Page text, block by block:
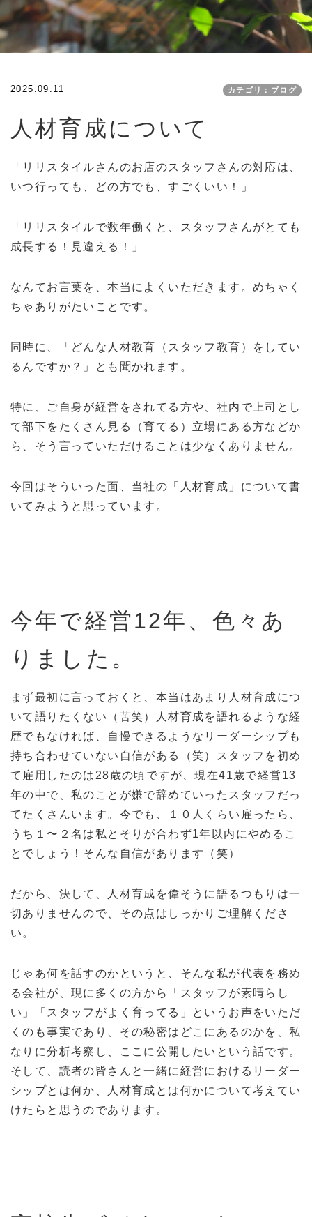
2025.09.11 カテゴリ：ブログ
人材育成について
「リリスタイルさんのお店のスタッフさんの対応は、
いつ行っても、どの方でも、すごくいい！」
「リリスタイルで数年働くと、スタッフさんがとても
成長する！見違える！」
なんてお言葉を、本当によくいただきます。めちゃく
ちゃありがたいことです。
同時に、「どんな人材教育（スタッフ教育）をしてい
るんですか？」とも聞かれます。
特に、ご自身が経営をされてる方や、社内で上司とし
て部下をたくさん見る（育てる）立場にある方などか
ら、そう言っていただけることは少なくありません。
今回はそういった面、当社の「人材育成」について書
いてみようと思っています。
今年で経営12年、色々あ
りました。
まず最初に言っておくと、本当はあまり人材育成につ
いて語りたくない（苦笑）人材育成を語れるような経
歴でもなければ、自慢できるようなリーダーシップも
持ち合わせていない自信がある（笑）スタッフを初め
て雇用したのは28歳の頃ですが、現在41歳で経営13
年の中で、私のことが嫌で辞めていったスタッフだっ
てたくさんいます。今でも、１０人くらい雇ったら、
うち１〜２名は私とそりが合わず1年以内にやめるこ
とでしょう！そんな自信があります（笑）
だから、決して、人材育成を偉そうに語るつもりは一
切ありませんので、その点はしっかりご理解くださ
い。
じゃあ何を話すのかというと、そんな私が代表を務め
る会社が、現に多くの方から「スタッフが素晴らし
い」「スタッフがよく育ってる」というお声をいただ
くのも事実であり、その秘密はどこにあるのかを、私
なりに分析考察し、ここに公開したいという話です。
そして、読者の皆さんと一緒に経営におけるリーダー
シップとは何か、人材育成とは何かについて考えてい
けたらと思うのであります。